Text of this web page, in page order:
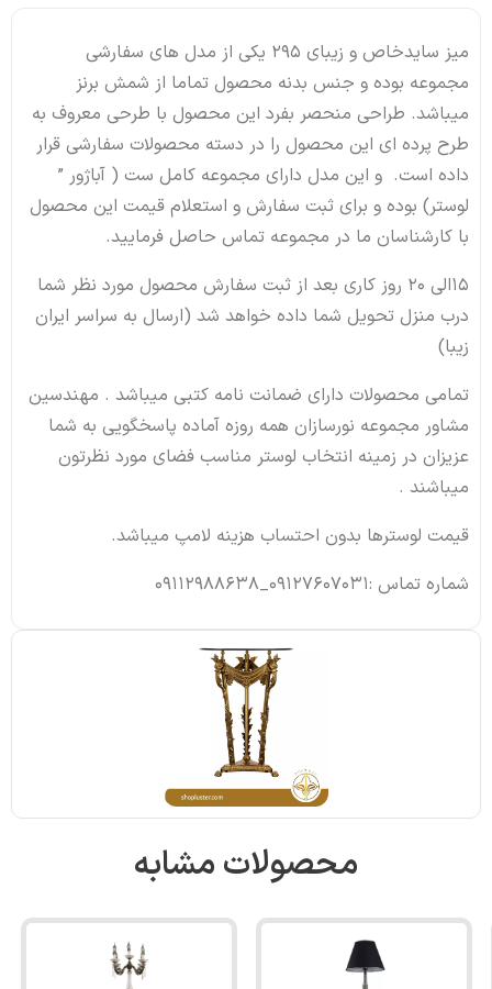
میز سایدخاص و زیبای 295 یکی از مدل های سفارشی
مجموعه بوده و جنس بدنه محصول تماما از شمش برنز
میباشد. طراحی منحصر بفرد این محصول با طرحی معروف به
طرح پرده ای این محصول را در دسته محصولات سفارشی قرار
داده است. و این مدل دارای مجموعه کامل ست ( آباژور ”
لوستر) بوده و برای ثبت سفارش و استعلام قیمت این محصول
با کارشناسان ما در مجموعه تماس حاصل فرمایید.
15الی 20 روز کاری بعد از ثبت سفارش محصول مورد نظر شما
درب منزل تحویل شما داده خواهد شد (ارسال به سراسر ایران
زیبا)
تمامی محصولات دارای ضمانت نامه کتبی میباشد . مهندسین
مشاور مجموعه نورسازان همه روزه آماده پاسخگویی به شما
عزیزان در زمینه انتخاب لوستر مناسب فضای مورد نظرتون
میباشند .
قیمت لوسترها بدون احتساب هزینه لامپ میباشد.
شماره تماس :09127607031_09112988638
محصولات مشابه